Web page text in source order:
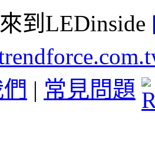
到LEDinside
| 常見問題